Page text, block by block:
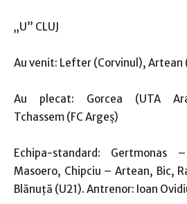
„U” CLUJ
Au venit: Lefter (Corvinul), Artean
Au plecat: Gorcea (UTA
Tchassem (FC Argeș)
Echipa-standard: Gertmonas
Masoero, Chipciu – Artean, Bic,
Blănuţă (U21). Antrenor: Ioan